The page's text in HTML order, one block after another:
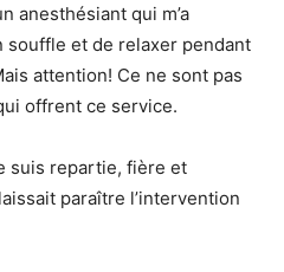
anesthésiant qui m’a
et de relaxer pendant
attention! Ce ne sont pas
offrent ce service.
suis repartie, fière et
paraître l’intervention